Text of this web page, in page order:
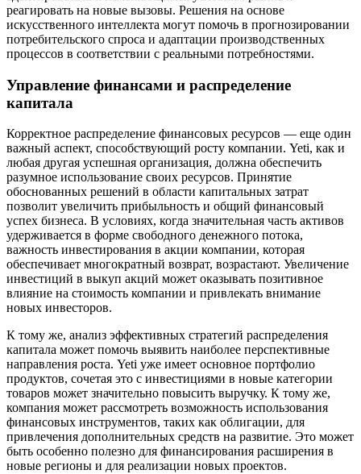
реагировать на новые вызовы. Решения на основе
искусственного интеллекта могут помочь в прогнозировании
потребительского спроса и адаптации производственных
процессов в соответствии с реальными потребностями.
Управление финансами и распределение
капитала
Корректное распределение финансовых ресурсов — еще один
важный аспект, способствующий росту компании. Yeti, как и
любая другая успешная организация, должна обеспечить
разумное использование своих ресурсов. Принятие
обоснованных решений в области капитальных затрат
позволит увеличить прибыльность и общий финансовый
успех бизнеса. В условиях, когда значительная часть активов
удерживается в форме свободного денежного потока,
важность инвестирования в акции компании, которая
обеспечивает многократный возврат, возрастают. Увеличение
инвестиций в выкуп акций может оказывать позитивное
влияние на стоимость компании и привлекать внимание
новых инвесторов.
К тому же, анализ эффективных стратегий распределения
капитала может помочь выявить наиболее перспективные
направления роста. Yeti уже имеет основное портфолио
продуктов, сочетая это с инвестициями в новые категории
товаров может значительно повысить выручку. К тому же,
компания может рассмотреть возможность использования
финансовых инструментов, таких как облигации, для
привлечения дополнительных средств на развитие. Это может
быть особенно полезно для финансирования расширения в
новые регионы и для реализации новых проектов.